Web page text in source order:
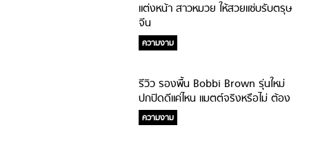
แต่งหน้า สาวหมวย ให้สวยแซ่บรับตรุษ
จีน
ความงาม
รีวิว รองพื้น Bobbi Brown รุ่นใหม่
ปกปิดดีแค่ไหน แมตต์จริงหรือไม่ ต้อง
พิสูจน์!
ความงาม